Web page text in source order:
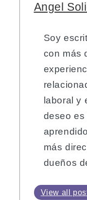
Angel
Soy
con más
laboral y
deseo es
más
dueños
View all